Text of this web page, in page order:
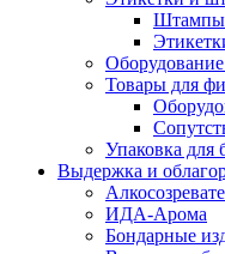
Штампы
Товары для
Упаковка для
Выдержка и
ИДА-Арома
Бондарные